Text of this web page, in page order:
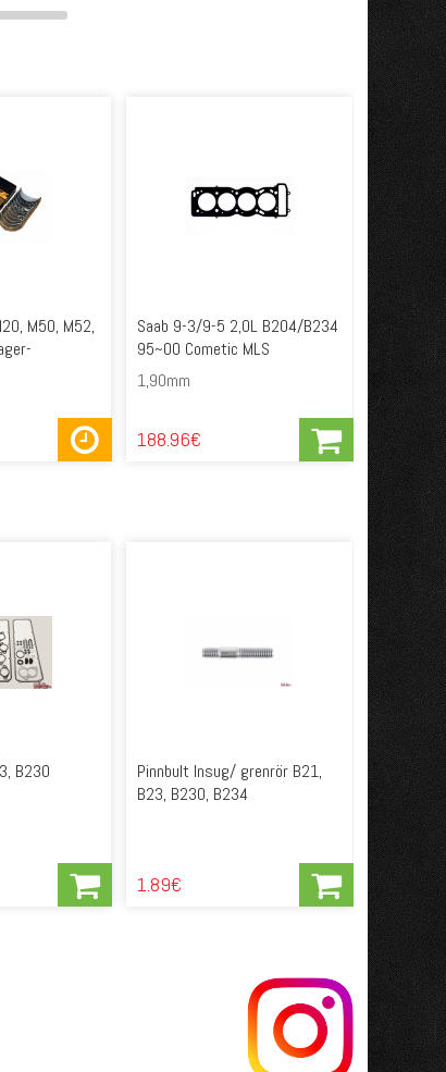
M50, M52,
Saab 9-3/9-5 2,0L B204/B234
95~00 Cometic MLS
1,90mm
188.96€
B230
Pinnbult Insug/ grenrör B21,
B23, B230, B234
1.89€